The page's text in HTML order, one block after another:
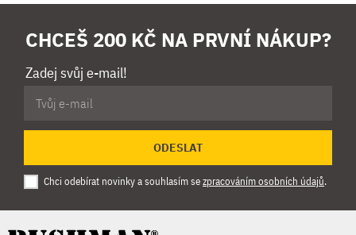
CHCEŠ 200 KČ NA PRVNÍ NÁKUP?
Zadej svůj e-mail!
ODESLAT
Chci odebírat novinky a souhlasím sezpracováním osobních údajů.